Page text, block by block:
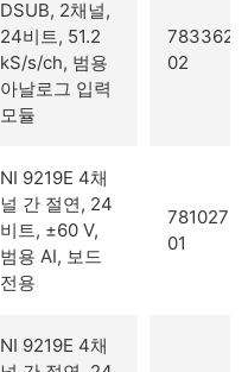
DSUB, 2채널,
24비트, 51.2
kS/s/ch, 범용
아날로그 입력
모듈
783362-
02
NI 9219E 4채
널 간 절연, 24
비트, ±60 V,
범용 AI, 보드
전용
781027-
01
NI 9219E 4채